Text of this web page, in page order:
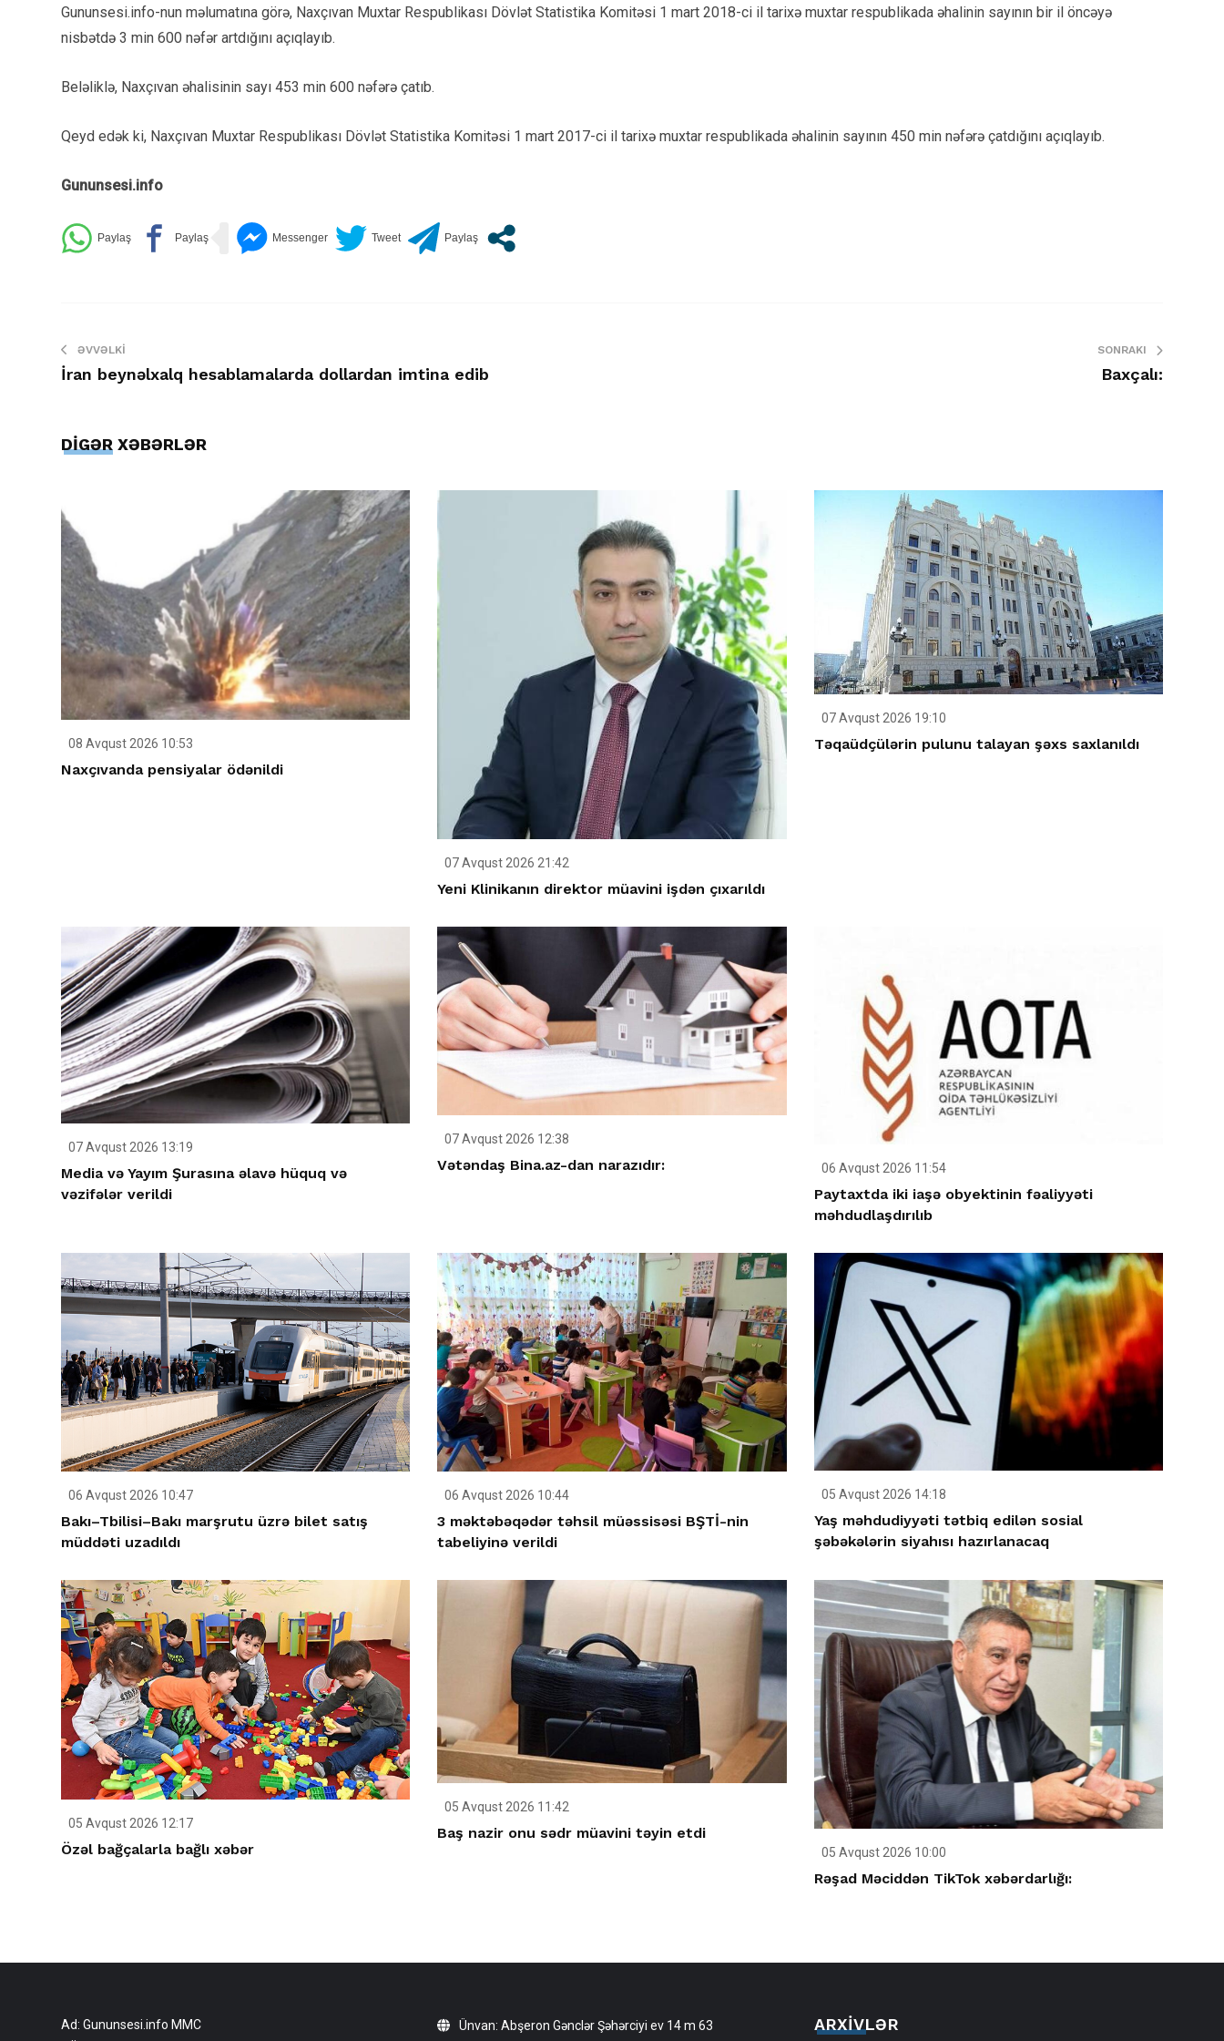
Gununsesi.info-nun məlumatına görə, Naxçıvan Muxtar Respublikası Dövlət Statistika Komitəsi 1 mart 2018-ci il tarixə muxtar respublikada əhalinin sayının bir il öncəyə
nisbətdə 3 min 600 nəfər artdığını açıqlayıb.
Beləliklə, Naxçıvan əhalisinin sayı 453 min 600 nəfərə çatıb.
Qeyd edək ki, Naxçıvan Muxtar Respublikası Dövlət Statistika Komitəsi 1 mart 2017-ci il tarixə muxtar respublikada əhalinin sayının 450 min nəfərə çatdığını açıqlayıb.
Gununsesi.info
ƏVVƏLKI
İran beynəlxalq hesablamalarda dollardan imtina edib
SONRAKI
Baxçalı:
DİGƏR XƏBƏRLƏR
08 Avqust 2026 10:53
Naxçıvanda pensiyalar ödənildi
07 Avqust 2026 21:42
Yeni Klinikanın direktor müavini işdən çıxarıldı
07 Avqust 2026 19:10
Təqaüdçülərin pulunu talayan şəxs saxlanıldı
07 Avqust 2026 13:19
Media və Yayım Şurasına əlavə hüquq və
vəzifələr verildi
07 Avqust 2026 12:38
Vətəndaş Bina.az-dan narazıdır: 06 Avqust 2026 11:54
Paytaxtda iki iaşə obyektinin fəaliyyəti
məhdudlaşdırılıb
06 Avqust 2026 10:47
Bakı–Tbilisi–Bakı marşrutu üzrə bilet satış
müddəti uzadıldı
06 Avqust 2026 10:44
3 məktəbəqədər təhsil müəssisəsi BŞTİ-nin
tabeliyinə verildi
05 Avqust 2026 14:18
Yaş məhdudiyyəti tətbiq edilən sosial
şəbəkələrin siyahısı hazırlanacaq
05 Avqust 2026 12:17
Özəl bağçalarla bağlı xəbər
05 Avqust 2026 11:42
Baş nazir onu sədr müavini təyin etdi
05 Avqust 2026 10:00
Rəşad Məciddən TikTok xəbərdarlığı:
Ad: Gununsesi.info MMC
Ünvan: Abşeron Gənclər Şəhərciyi ev 14 m 63 ARXIVLƏR